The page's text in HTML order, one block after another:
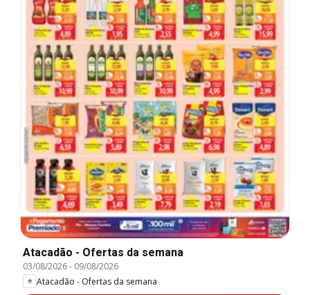
Atacadão - Ofertas da semana
03/08/2026- 09/08/2026
Atacadão - Ofertas da semana